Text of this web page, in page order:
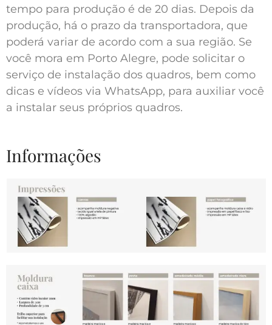
tempo para produção é de 20 dias. Depois da
produção, há o prazo da transportadora, que
poderá variar de acordo com a sua região. Se
você mora em Porto Alegre, pode solicitar o
serviço de instalação dos quadros, bem como
dicas e vídeos via WhatsApp, para auxiliar você
a instalar seus próprios quadros.
Informações